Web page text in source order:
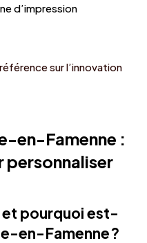
d’impression
sur l’innovation
en-Famenne :
personnaliser
et pourquoi est-
en-Famenne ?